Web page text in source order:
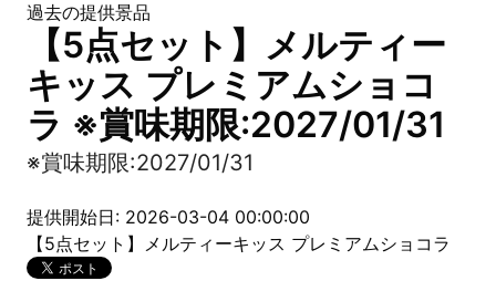
過去の提供景品
【5点セット】メルティー
キッス プレミアムショコ
ラ ※賞味期限:2027/01/31
※賞味期限:2027/01/31
提供開始日: 2026-03-04 00:00:00
【5点セット】メルティーキッス プレミアムショコラ